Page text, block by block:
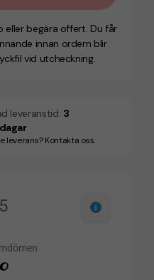
eller begära offert. Du får
innan ordern blir
vid utcheckning.
leveranstid: 3
leverans? Kontakta oss.